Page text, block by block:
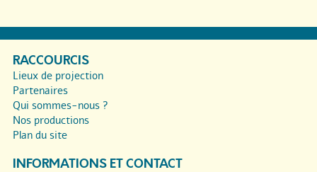
RACCOURCIS
Lieux de projection
Partenaires
Qui sommes-nous ?
Nos productions
Plan du site
INFORMATIONS ET CONTACT